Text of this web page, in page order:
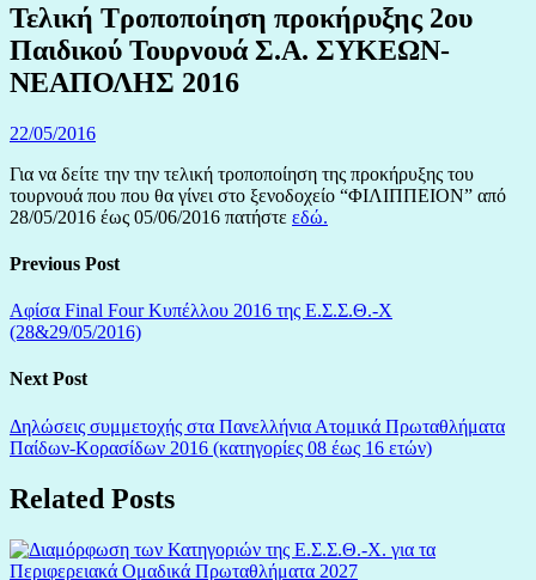
Τελική Τροποποίηση προκήρυξης 2ου
Παιδικού Τουρνουά Σ.Α. ΣΥΚΕΩΝ-
ΝΕΑΠΟΛΗΣ 2016
22/05/2016
Για να δείτε την την τελική τροποποίηση της προκήρυξης του
τουρνουά που που θα γίνει στο ξενοδοχείο “ΦΙΛΙΠΠΕΙΟΝ” από
28/05/2016 έως 05/06/2016 πατήστε εδώ.
Previous Post
Αφίσα Final Four Κυπέλλου 2016 της Ε.Σ.Σ.Θ.-Χ
(28&29/05/2016)
Next Post
Δηλώσεις συμμετοχής στα Πανελλήνια Ατομικά Πρωταθλήματα
Παίδων-Κορασίδων 2016 (κατηγορίες 08 έως 16 ετών)
Related Posts